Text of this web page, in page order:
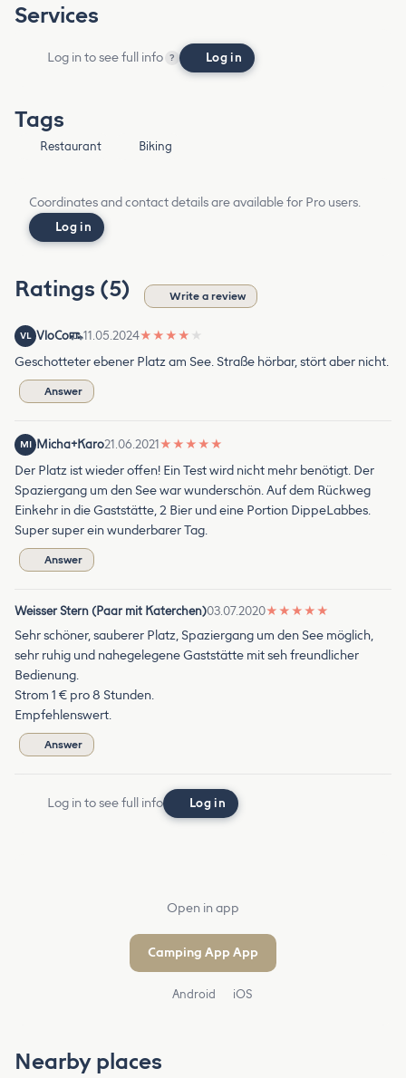
Services
Log in to see full info ? Log in
Tags
Restaurant Biking
Coordinates and contact details are available for Pro users.
Log in
Ratings (5) Write a review
VL VloCo 11.05.2024★ ★ ★ ★ ★
Geschotteter ebener Platz am See. Straße hörbar, stört aber nicht.
Answer
MI Micha+Karo21.06.2021★ ★ ★ ★ ★
Der Platz ist wieder offen! Ein Test wird nicht mehr benötigt. Der
Spaziergang um den See war wunderschön. Auf dem Rückweg
Einkehr in die Gaststätte, 2 Bier und eine Portion DippeLabbes.
Super super ein wunderbarer Tag.
Answer
Weisser Stern (Paar mit Katerchen)03.07.2020★ ★ ★ ★ ★
Sehr schöner, sauberer Platz, Spaziergang um den See möglich,
sehr ruhig und nahegelegene Gaststätte mit seh freundlicher
Bedienung.
Strom 1 € pro 8 Stunden.
Empfehlenswert.
Answer
Log in to see full info Log in
Open in app
Camping App App
Android iOS
Nearby places